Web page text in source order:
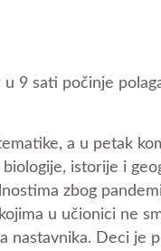
9 sati počinje
a u petak
istorije i
zbog
u učionici ne
nastavnika. Deci je